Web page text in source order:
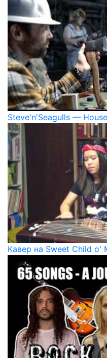
Steve'n'Seagulls —
Кавер на Sweet Child o'